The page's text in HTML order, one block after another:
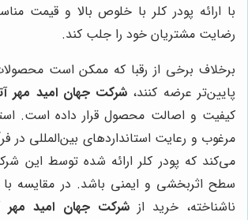
با ارائه پودر کلر با خلوص بالا و قیمت
رضایت مشتریان خود را جلب کند.
برخلاف برخی از رقبا که ممکن است
پایین‌تر عرضه کنند، شرکت جهان امید مهر
کیفیت و اصالت محصول قرار داده است.
مرغوب و رعایت استانداردهای بین‌المللی در
می‌کند که پودر کلر ارائه شده توسط این
سطح اثربخشی و ایمنی باشد. در مقایسه با
ناشناخته، خرید ازشرکت جهان امید مهر